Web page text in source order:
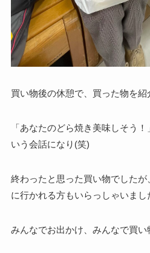
買い物後の休憩で、買った物を
「あなたのどら焼き美味しそう
いう会話になり(笑)
終わったと思った買い物でした
に行かれる方もいらっしゃいまし
みんなでお出かけ、みんなで買い